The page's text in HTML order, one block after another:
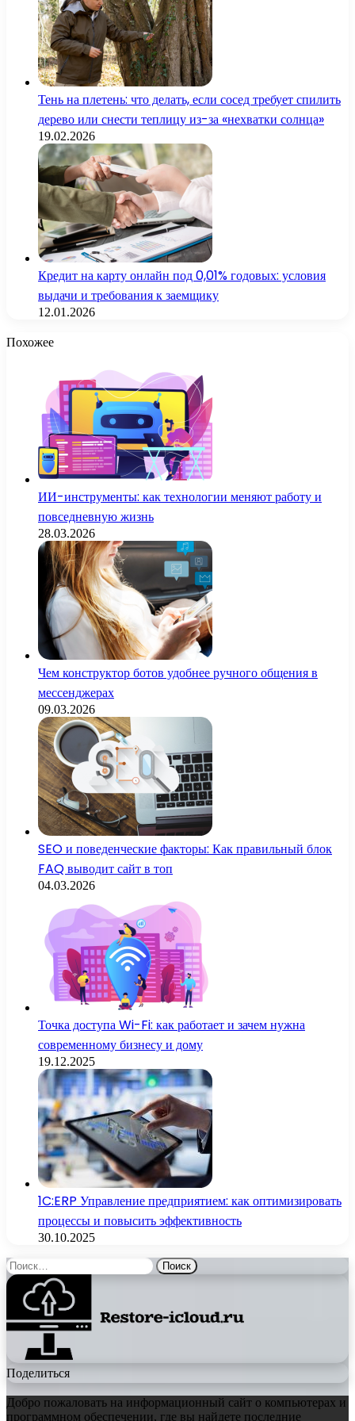
Тень на плетень: что делать, если сосед требует спилить
дерево или снести теплицу из-за «нехватки солнца»
19.02.2026
Кредит на карту онлайн под 0,01% годовых: условия
выдачи и требования к заемщику
12.01.2026
Похожее
ИИ-инструменты: как технологии меняют работу и
повседневную жизнь
28.03.2026
Чем конструктор ботов удобнее ручного общения в
мессенджерах
09.03.2026
SEO и поведенческие факторы: Как правильный блок
FAQ выводит сайт в топ
04.03.2026
Точка доступа Wi-Fi: как работает и зачем нужна
современному бизнесу и дому
19.12.2025
1C:ERP Управление предприятием: как оптимизировать
процессы и повысить эффективность
30.10.2025
Найти:
Поделиться
Добро пожаловать на информационный сайт о компьютерах и
программном обеспечении, где вы найдете последние